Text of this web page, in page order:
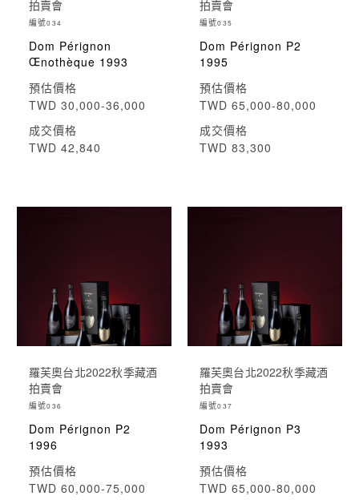
拍賣會
編號034
Dom Pérignon
Œnothèque 1993
預估價格
TWD 30,000-36,000
成交價格
TWD 42,840
拍賣會
編號035
Dom Pérignon P2
1995
預估價格
TWD 65,000-80,000
成交價格
TWD 83,300
羅芙奧台北2022秋季藏酒
拍賣會
編號036
Dom Pérignon P2
1996
預估價格
TWD 60,000-75,000
羅芙奧台北2022秋季藏酒
拍賣會
編號037
Dom Pérignon P3
1993
預估價格
TWD 65,000-80,000